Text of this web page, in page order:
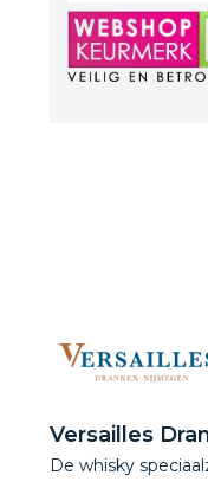
Versailles
De whisky